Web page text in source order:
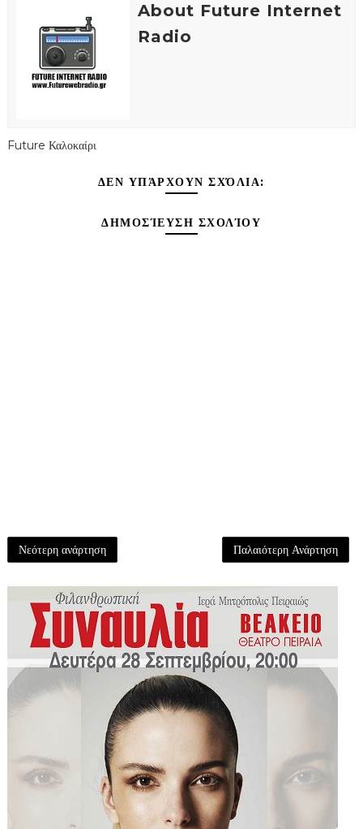
About Future Internet
Radio
Future Καλοκαίρι
ΔΕΝ ΥΠΆΡΧΟΥΝ ΣΧΌΛΙΑ:
ΔΗΜΟΣΊΕΥΣΗ ΣΧΟΛΊΟΥ
Νεότερη ανάρτηση Παλαιότερη Ανάρτηση